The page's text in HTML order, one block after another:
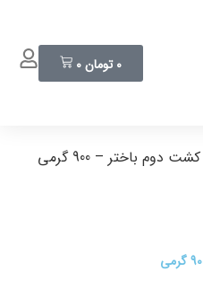
0 تومان0
باختر – 900 گرمی